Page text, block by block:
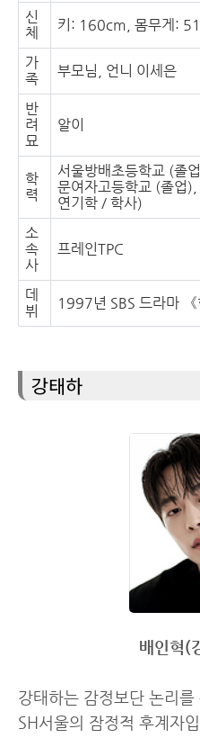
신
체
키: 160cm, 몸무게:
가
족
부모님, 언니 이세은
반
려
묘
알이
학
력
서울방배초등학교 (졸
문여자고등학교 (졸업
연기학 / 학사)
소
속
사
프레인TPC
데
뷔
1997년 SBS 드라마 《
강태하
배인혁(
강태하는 감정보단 논리를
SH서울의 잠정적 후계자